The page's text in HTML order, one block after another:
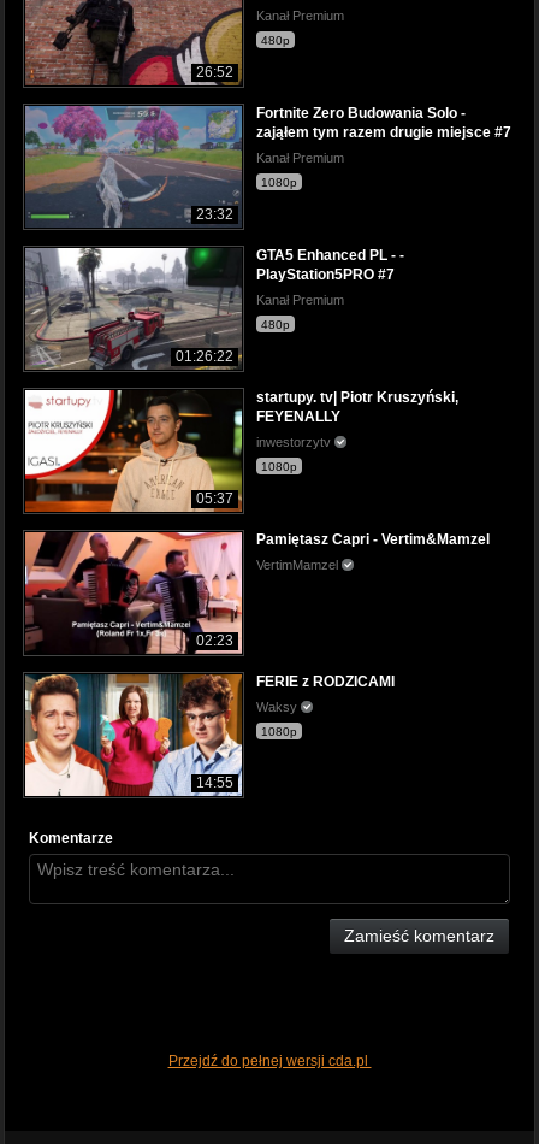
26:52
Kanał Premium
480p
23:32
Fortnite Zero Budowania Solo -
zająłem tym razem drugie miejsce #7
Kanał Premium
1080p
01:26:22
GTA5 Enhanced PL - -
PlayStation5PRO #7
Kanał Premium
480p
05:37
startupy. tv| Piotr Kruszyński,
FEYENALLY
inwestorzytv
1080p
02:23
Pamiętasz Capri - Vertim&Mamzel
VertimMamzel
14:55
FERIE z RODZICAMI
Waksy
1080p
Komentarze
Zamieść komentarz
Przejdź do pełnej wersji cda.pl